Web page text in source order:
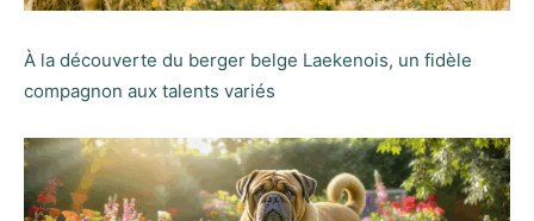
À la découverte du berger belge Laekenois, un fidèle
compagnon aux talents variés